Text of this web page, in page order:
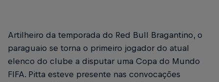
Artilheiro da temporada do Red Bull Bragantino, o
paraguaio se torna o primeiro jogador do atual
elenco do clube a disputar uma Copa do Mundo
FIFA. Pitta esteve presente nas convocações